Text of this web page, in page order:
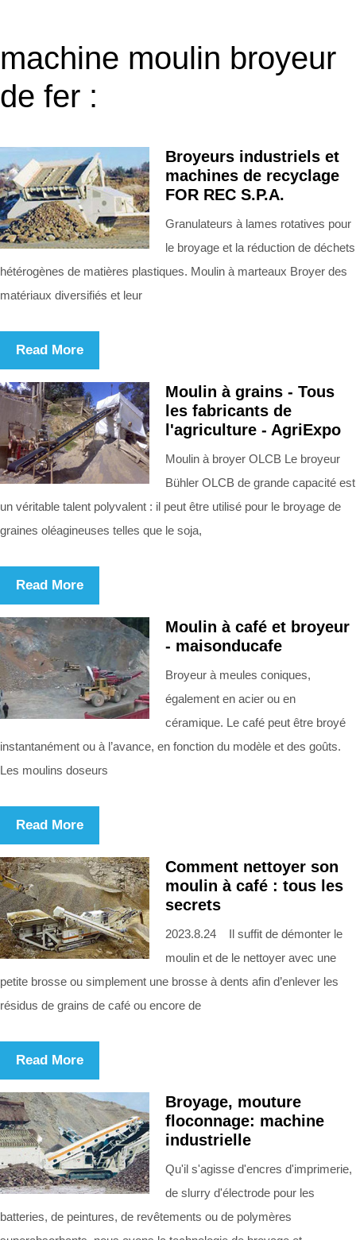
machine moulin broyeur
de fer :
Broyeurs industriels et
machines de recyclage
FOR REC S.P.A.
Granulateurs à lames rotatives pour
le broyage et la réduction de déchets
hétérogènes de matières plastiques. Moulin à marteaux Broyer des
matériaux diversifiés et leur
Read More
Moulin à grains - Tous
les fabricants de
l'agriculture - AgriExpo
Moulin à broyer OLCB Le broyeur
Bühler OLCB de grande capacité est
un véritable talent polyvalent : il peut être utilisé pour le broyage de
graines oléagineuses telles que le soja,
Read More
Moulin à café et broyeur
- maisonducafe
Broyeur à meules coniques,
également en acier ou en
céramique. Le café peut être broyé
instantanément ou à l’avance, en fonction du modèle et des goûts.
Les moulins doseurs
Read More
Comment nettoyer son
moulin à café : tous les
secrets
2023.8.24 Il suffit de démonter le
moulin et de le nettoyer avec une
petite brosse ou simplement une brosse à dents afin d’enlever les
résidus de grains de café ou encore de
Read More
Broyage, mouture
floconnage: machine
industrielle
Qu'il s'agisse d'encres d'imprimerie,
de slurry d'électrode pour les
batteries, de peintures, de revêtements ou de polymères